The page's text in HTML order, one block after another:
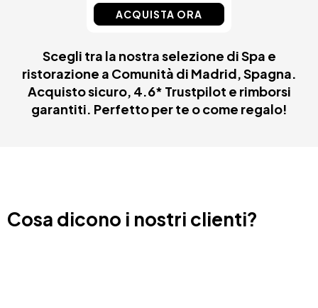
ACQUISTA ORA
Scegli tra la nostra selezione di Spa e
ristorazione a Comunità di Madrid, Spagna.
Acquisto sicuro, 4.6* Trustpilot e rimborsi
garantiti. Perfetto per te o come regalo!
Cosa dicono i nostri clienti?